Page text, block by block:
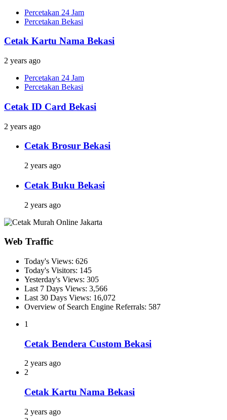
Percetakan 24 Jam
Percetakan Bekasi
Cetak Kartu Nama Bekasi
2 years ago
Percetakan 24 Jam
Percetakan Bekasi
Cetak ID Card Bekasi
2 years ago
Cetak Brosur Bekasi
2 years ago
Cetak Buku Bekasi
2 years ago
Web Traffic
Today's Views: 626
Today's Visitors: 145
Yesterday's Views: 305
Last 7 Days Views: 3,566
Last 30 Days Views: 16,072
Overview of Search Engine Referrals: 587
1
Cetak Bendera Custom Bekasi
2 years ago
2
Cetak Kartu Nama Bekasi
2 years ago